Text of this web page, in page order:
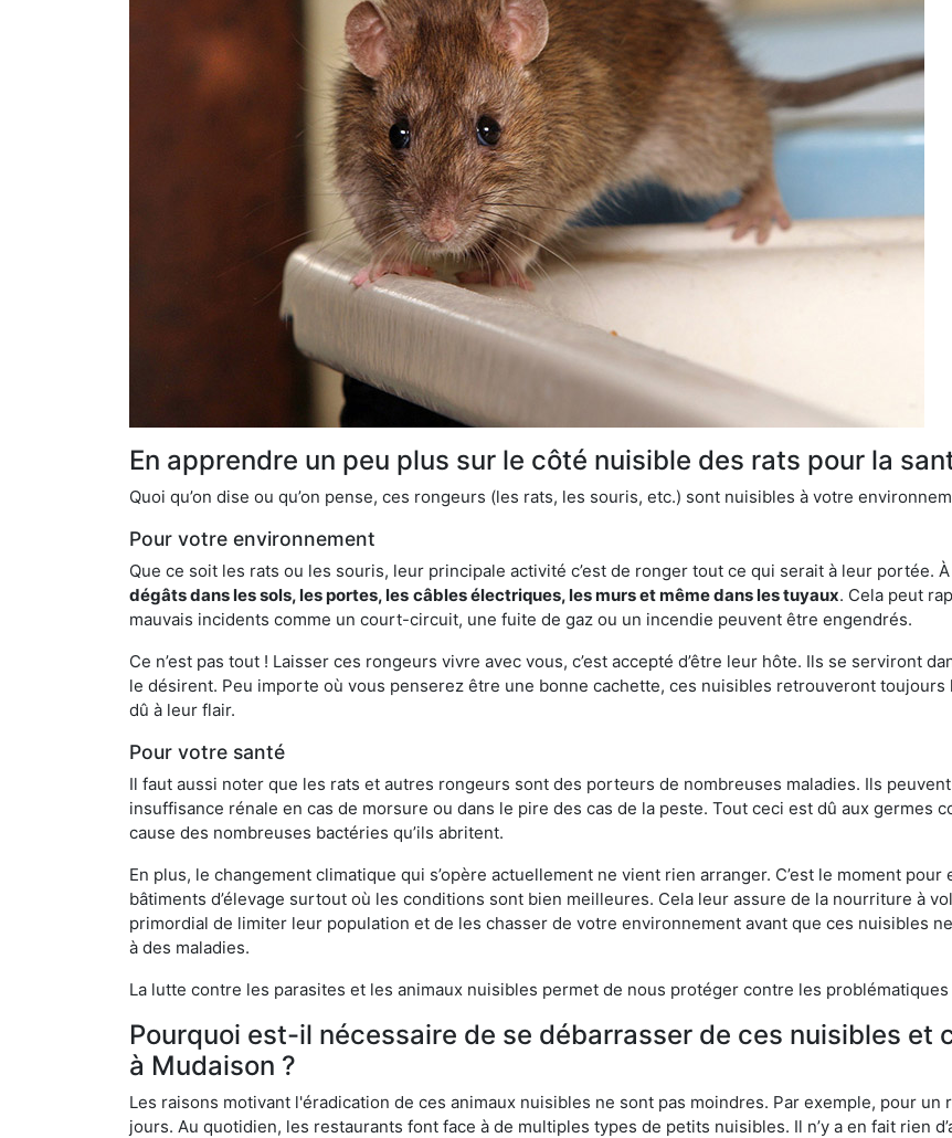
En apprendre un peu plus sur le côté nuisible des rats pour la
Quoi qu’on dise ou qu’on pense, ces rongeurs (les rats, les souris, etc.) sont nuisibles à votre
Pour votre environnement
Que ce soit les rats ou les souris, leur principale activité c’est de ronger tout ce qui serait à leur portée.
dégâts dans les sols, les portes, les câbles électriques, les murs et même dans les tuyaux. Cela peut
mauvais incidents comme un court-circuit, une fuite de gaz ou un incendie peuvent être engendrés.
Ce n’est pas tout ! Laisser ces rongeurs vivre avec vous, c’est accepté d’être leur hôte. Ils se serviront
le désirent. Peu importe où vous penserez être une bonne cachette, ces nuisibles retrouveront toujours
dû à leur flair.
Pour votre santé
Il faut aussi noter que les rats et autres rongeurs sont des porteurs de nombreuses maladies. Ils
insuffisance rénale en cas de morsure ou dans le pire des cas de la peste. Tout ceci est dû aux germes
cause des nombreuses bactéries qu’ils abritent.
En plus, le changement climatique qui s’opère actuellement ne vient rien arranger. C’est le moment
bâtiments d’élevage surtout où les conditions sont bien meilleures. Cela leur assure de la nourriture à
primordial de limiter leur population et de les chasser de votre environnement avant que ces nuisibles
à des maladies.
La lutte contre les parasites et les animaux nuisibles permet de nous protéger contre les
Pourquoi est-il nécessaire de se débarrasser de ces nuisibles et
à Mudaison ?
Les raisons motivant l'éradication de ces animaux nuisibles ne sont pas moindres. Par exemple, pour
jours. Au quotidien, les restaurants font face à de multiples types de petits nuisibles. Il n’y a en fait rien